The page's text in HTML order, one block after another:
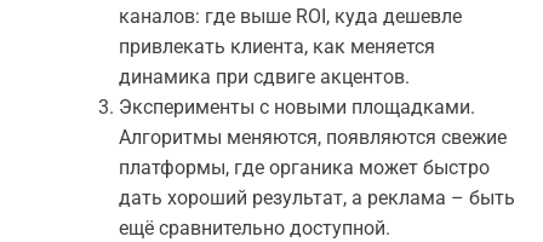
каналов: где выше ROI, куда дешевле
привлекать клиента, как меняется
динамика при сдвиге акцентов.
Эксперименты с новыми площадками.
Алгоритмы меняются, появляются свежие
платформы, где органика может быстро
дать хороший результат, а реклама – быть
ещё сравнительно доступной.